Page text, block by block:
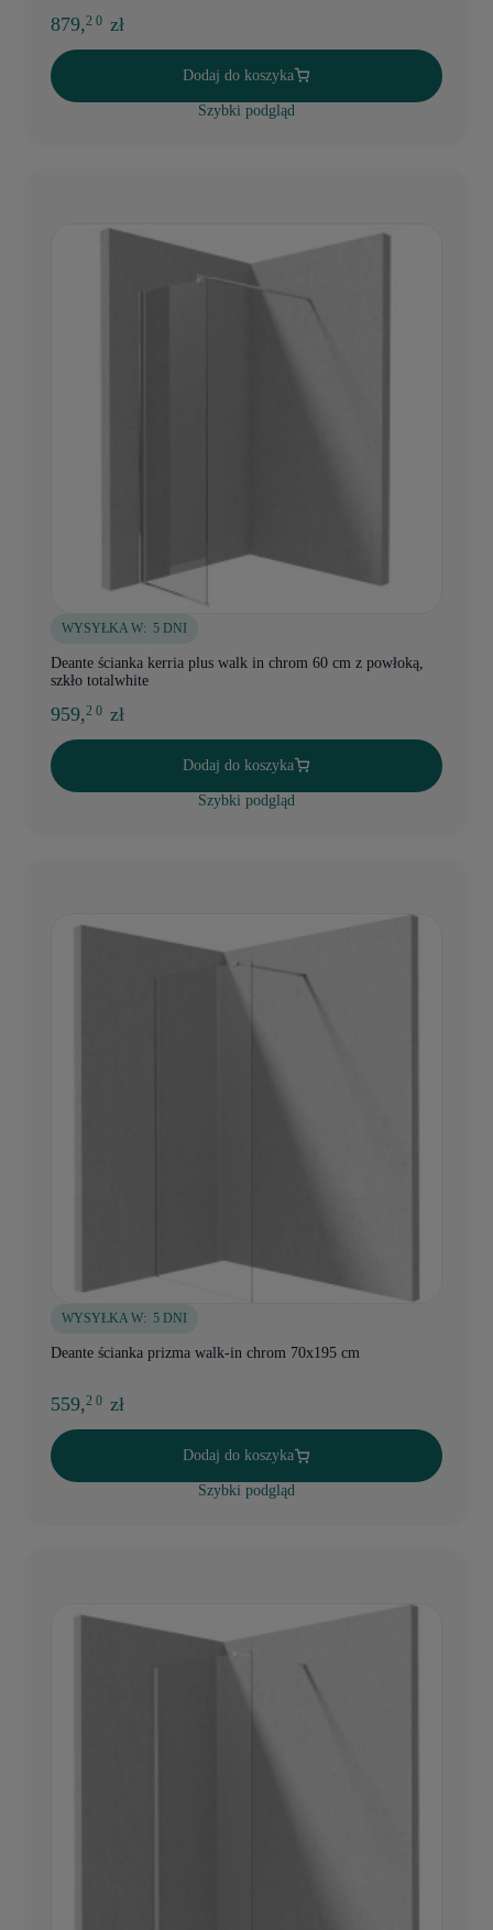
879,2 0 zł
Dodaj do koszyka
Szybki podgląd
WYSYŁKA W: 5 DNI
Deante ścianka kerria plus walk in chrom 60 cm z powłoką,
szkło totalwhite
959,2 0 zł
Dodaj do koszyka
Szybki podgląd
WYSYŁKA W: 5 DNI
Deante ścianka prizma walk-in chrom 70x195 cm
559,2 0 zł
Dodaj do koszyka
Szybki podgląd